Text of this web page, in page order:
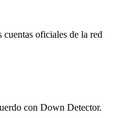
oficiales de la red
con Down Detector.